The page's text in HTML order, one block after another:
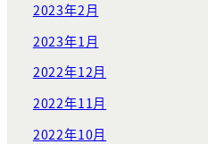
2023年2月
2023年1月
2022年12月
2022年11月
2022年10月